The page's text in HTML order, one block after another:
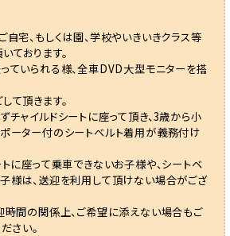
宅、もしくは園、学校やいきいきクラス等
ております。
ていられる様、全車DVD大型モニターを搭
て頂きます。
ャイルドシートに座って頂き、3歳から小
ーター付のシートベルト着用が義務付け
トに座って乗車できないお子様や、シートベ
様は、送迎を利用して頂けない場合がござ
時間の関係上、ご希望に添えない場合もご
さい。